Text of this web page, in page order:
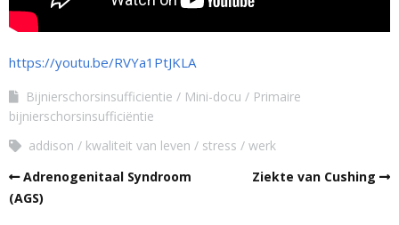
https://youtu.be/RVYa1PtJKLA
Bijnierschorsinsufficientie Mini-docu
Primaire
bijnierschorsinsufficiëntie
addison
kwaliteit van leven stress
werk
Adrenogenitaal Syndroom
(AGS)
Ziekte van Cushing